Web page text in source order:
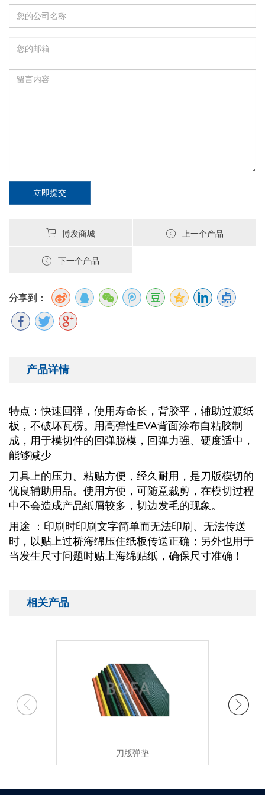
立即提交
博发商城 上一个产品
下一个产品
分享到：
产品详情
特点：快速回弹，使用寿命长，背胶平，辅助过渡纸
板，不破坏瓦楞。用高弹性EVA背面涂布自粘胶制
成，用于模切件的回弹脱模，回弹力强、硬度适中，
能够减少
刀具上的压力。粘贴方便，经久耐用，是刀版模切的
优良辅助用品。使用方便，可随意裁剪，在模切过程
中不会造成产品纸屑较多，切边发毛的现象。
用途 ：印刷时印刷文字简单而无法印刷、无法传送
时，以贴上过桥海绵压住纸板传送正确；另外也用于
当发生尺寸问题时贴上海绵贴纸，确保尺寸准确！
相关产品
刀版弹垫